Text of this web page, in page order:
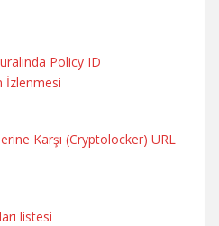
Policy ID
İzlenmesi
Karşı (Cryptolocker) URL
listesi